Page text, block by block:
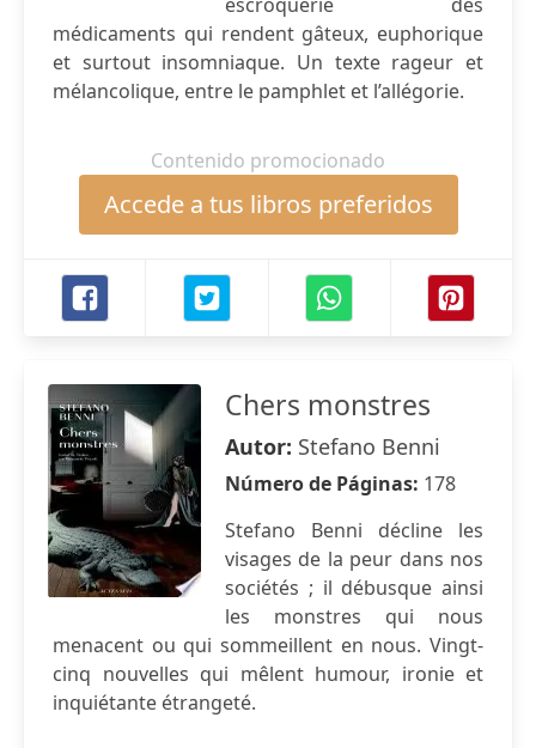
médicaments qui rendent gâteux, euphorique
et surtout insomniaque. Un texte rageur et
mélancolique, entre le pamphlet et l’allégorie.
Contenido promocionado
Accede a tus libros preferidos
Chers monstres
Autor: Stefano Benni
Número de Páginas: 178
Stefano Benni décline les
visages de la peur dans nos
sociétés ; il débusque ainsi
les monstres qui nous
menacent ou qui sommeillent en nous. Vingt-
cinq nouvelles qui mêlent humour, ironie et
inquiétante étrangeté.